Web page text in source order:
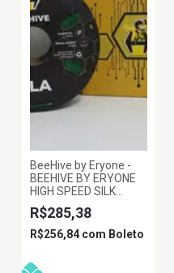
BeeHive by Eryone -
BEEHIVE BY ERYONE
HIGH SPEED SILK
DUAL- COLOR PLA
VERMELHO E VERDE
1.75MM 1KG
R$285,38
R$256,84 com Boleto